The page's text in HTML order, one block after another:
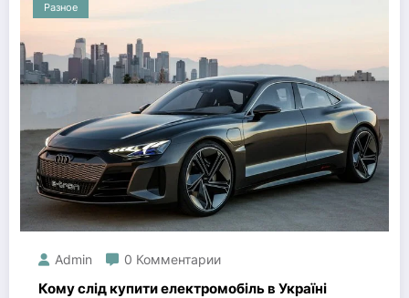
Разное
Admin 0 Комментарии
Кому слід купити електромобіль в Україні